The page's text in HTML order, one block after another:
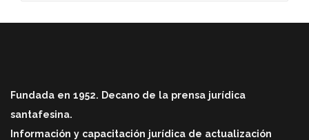
Fundada en 1952. Decano de la prensa jurídica
santafesina.
Información y capacitación jurídica de actualización